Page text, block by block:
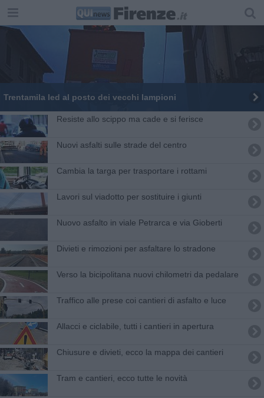
Trentamila led al posto dei vecchi lampioni
Resiste allo scippo ma cade e si ferisce
Nuovi asfalti sulle strade del centro
Cambia la targa per trasportare i rottami
Lavori sul viadotto per sostituire i giunti
​Nuovo asfalto in viale Petrarca e via Gioberti
Divieti e rimozioni per asfaltare lo stradone
Verso la bicipolitana nuovi chilometri da pedalare
Traffico alle prese coi cantieri di asfalto e luce
Allacci e ciclabile, tutti i cantieri in apertura
Chiusure e divieti, ecco la mappa dei cantieri
Tram e cantieri, ecco tutte le novità